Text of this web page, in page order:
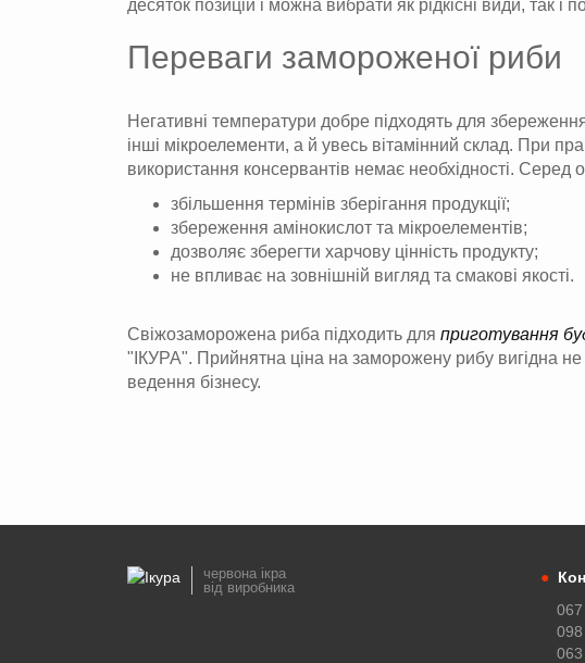
десяток позицій і можна вибрати як рідкісні види, так і
Переваги замороженої риби
Негативні температури добре підходять для
інші мікроелементи, а й увесь вітамінний склад. При
використання консервантів немає необхідності.
збільшення термінів зберігання продукції;
збереження амінокислот та мікроелементів;
дозволяє зберегти харчову цінність продукту;
не впливає на зовнішній вигляд та смакові якості.
Свіжозаморожена риба підходить для приготування
"ІКУРА". Прийнятна ціна на заморожену рибу вигідна не
ведення бізнесу.
червона ікра
від виробника
●